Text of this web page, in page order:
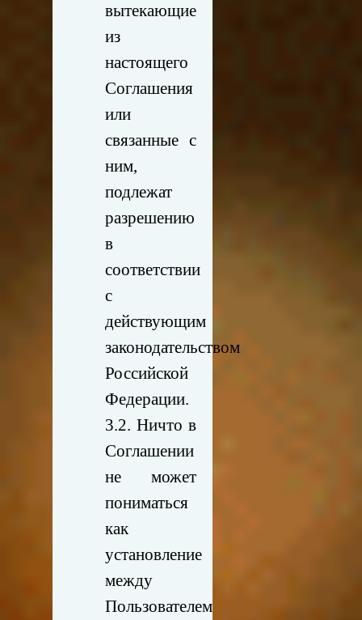
вытекающие
из
настоящего
Соглашения
или
связанные с
ним,
подлежат
разрешению
в
соответствии
с
действующим
законодательством
Российской
Федерации.
3.2. Ничто в
Соглашении
не может
пониматься
как
установление
между
Пользователем